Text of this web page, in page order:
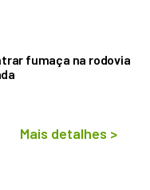
fumaça na rodovia
Mais detalhes >